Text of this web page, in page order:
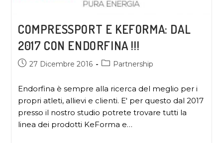
COMPRESSPORT E KEFORMA: DAL
2017 CON ENDORFINA !!!
27 Dicembre 2016 Partnership
Endorfina è sempre alla ricerca del meglio per i
propri atleti, allievi e clienti. E' per questo dal 2017
presso il nostro studio potrete trovare tutti la
linea dei prodotti KeForma e…